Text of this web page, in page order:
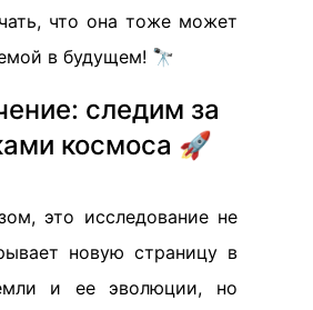
что она тоже может
в будущем! 🔭
следим за
космоса 🚀
это исследование не
новую страницу в
и ее эволюции, но